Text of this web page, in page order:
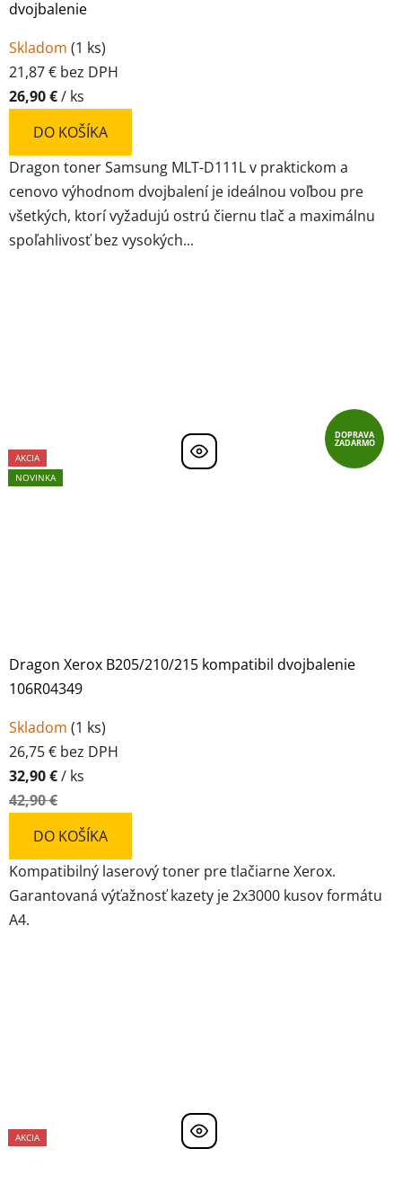
dvojbalenie
Skladom (1 ks)
21,87 € bez DPH
26,90 €/ ks
DO KOŠÍKA
Dragon toner Samsung MLT-D111L v praktickom a
cenovo výhodnom dvojbalení je ideálnou voľbou pre
všetkých, ktorí vyžadujú ostrú čiernu tlač a maximálnu
spoľahlivosť bez vysokých...
AKCIA
NOVINKA
DOPRAVA
ZADARMO
Dragon Xerox B205/210/215 kompatibil dvojbalenie
106R04349
Skladom (1 ks)
26,75 € bez DPH
32,90 €/ ks
42,90 €
DO KOŠÍKA
Kompatibilný laserový toner pre tlačiarne Xerox.
Garantovaná výťažnosť kazety je 2x3000 kusov formátu
A4.
AKCIA